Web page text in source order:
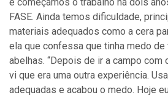
e começamos o trabalho há dois
FASE. Ainda temos dificuldade,
materiais adequados como a cera
ela que confessa que tinha medo de
abelhas. “Depois de ir a campo com
vi que era uma outra experiência.
adequadas e acabou o medo. Hoje